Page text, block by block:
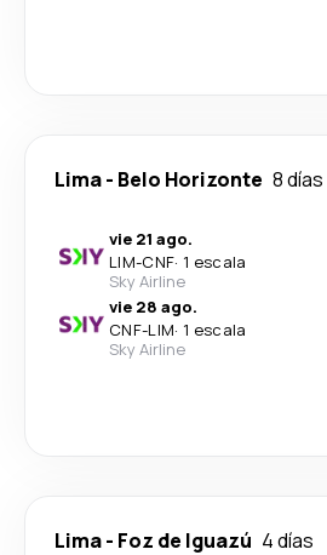
Lima- Belo Horizonte 8 días
vie 21 ago.
LIM-CNF· 1 escala
Sky Airline
vie 28 ago.
CNF-LIM· 1 escala
Sky Airline
Lima- Foz de Iguazú 4 días